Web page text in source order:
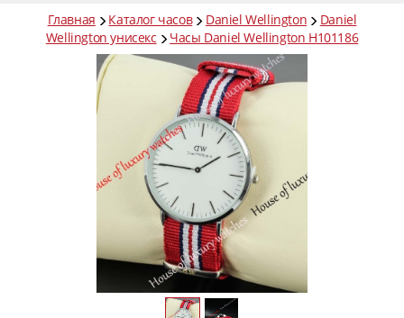
Главная Каталог часов Daniel Wellington
Daniel
Wellington унисекс
Часы Daniel Wellington H101186